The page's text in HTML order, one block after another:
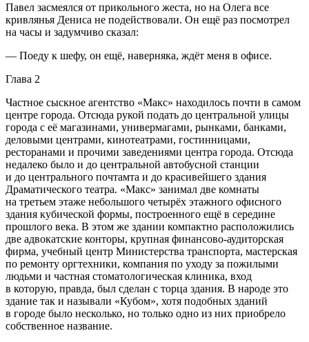
Павел засмеялся от прикольного жеста, но на Олега все
кривлянья Дениса не подействовали. Он ещё раз посмотрел
на часы и задумчиво сказал:
— Поеду к шефу, он ещё, наверняка, ждёт меня в офисе.
Глава 2
Частное сыскное агентство «Макс» находилось почти в самом
центре города. Отсюда рукой подать до центральной улицы
города с её магазинами, универмагами, рынками, банками,
деловыми центрами, кинотеатрами, гостинницами,
ресторанами и прочими заведениями центра города. Отсюда
недалеко было и до центральной автобусной станции
и до центрального почтамта и до красивейшего здания
Драматического театра. «Макс» занимал две комнаты
на третьем этаже небольшого четырёх этажного офисного
здания кубической формы, построенного ещё в середине
прошлого века. В этом же здании компактно расположились
две адвокатские конторы, крупная финансово-аудиторская
фирма, учебный центр Министерства транспорта, мастерская
по ремонту оргтехники, компания по уходу за пожилыми
людьми и частная стоматологическая клиника, вход
в которую, правда, был сделан с торца здания. В народе это
здание так и называли «Кубом», хотя подобных зданий
в городе было несколько, но только одно из них приобрело
собственное название.